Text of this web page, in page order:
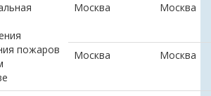
пожаров
Москва Москва
Москва Москва